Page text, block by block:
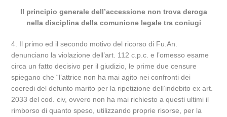
Il principio generale dell’accessione non trova deroga
nella disciplina della comunione legale tra coniugi
4. Il primo ed il secondo motivo del ricorso di Fu.An.
denunciano la violazione dell’art. 112 c.p.c. e l’omesso esame
circa un fatto decisivo per il giudizio, le prime due censure
spiegano che “l’attrice non ha mai agito nei confronti dei
coeredi del defunto marito per la ripetizione dell’indebito ex art.
2033 del cod. civ, ovvero non ha mai richiesto a questi ultimi il
rimborso di quanto speso, utilizzando proprie risorse, per la